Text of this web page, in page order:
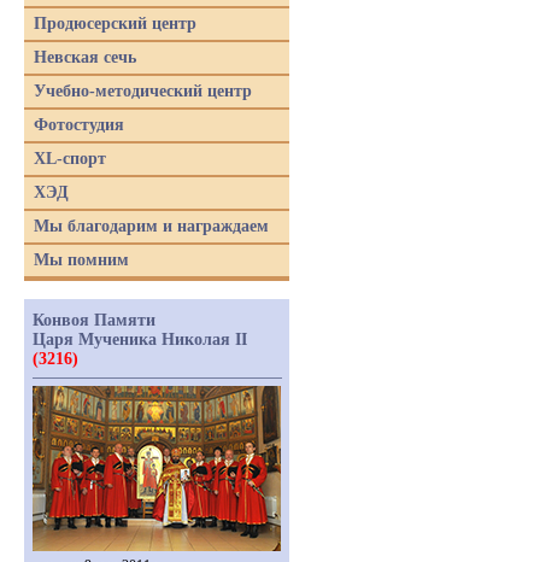
Продюсерский центр
Невская сечь
Учебно-методический центр
Фотостудия
XL-спорт
ХЭД
Мы благодарим и награждаем
Мы помним
Конвоя Памяти
Царя Мученика Николая II
(3216)